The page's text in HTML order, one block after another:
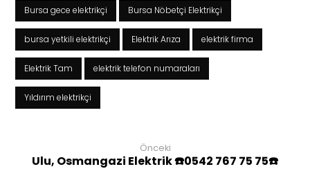
Bursa gece elektrikçi Bursa Nöbetçi Elektrikçi
bursa yetkili elektrikçi Elektrik Arıza elektrik firma
Elektrik Tam elektrik telefon numaraları
Yıldırım elektrikçi
Önceki
Ulu, Osmangazi Elektrik ☎️0542 767 75 75☎️